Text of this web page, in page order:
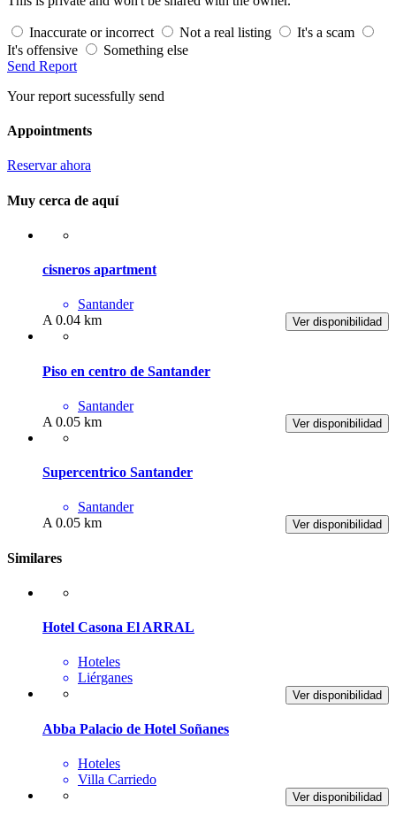
Inaccurate or incorrect Not a real listing
It's a scam
It's offensive
Something else
Send Report
Your report sucessfully send
Appointments
Reservar ahora
Muy cerca de aquí
cisneros apartment
Santander
Ver disponibilidad
A 0.04 km
Piso en centro de Santander
Santander
Ver disponibilidad
A 0.05 km
Supercentrico Santander
Santander
Ver disponibilidad
A 0.05 km
Similares
Hotel Casona El ARRAL
Hoteles
Liérganes
Ver disponibilidad
Abba Palacio de Hotel Soñanes
Hoteles
Villa Carriedo
Ver disponibilidad